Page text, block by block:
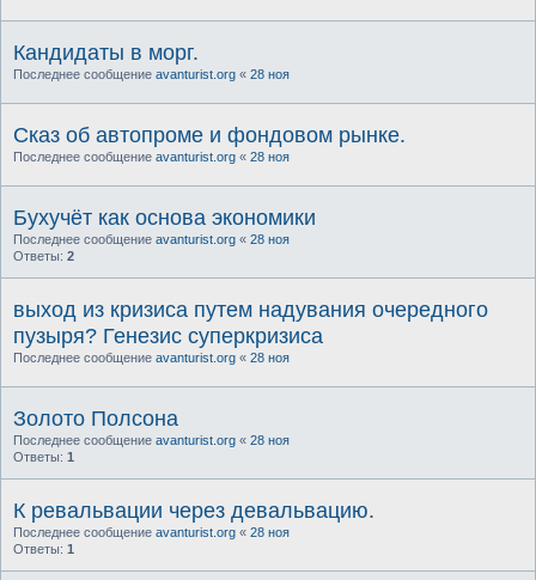
Кандидаты в морг.
Последнее сообщение avanturist.org « 28 ноя
Сказ об автопроме и фондовом рынке.
Последнее сообщение avanturist.org « 28 ноя
Бухучёт как основа экономики
Последнее сообщение avanturist.org « 28 ноя
Ответы: 2
выход из кризиса путем надувания очередного
пузыря? Генезис суперкризиса
Последнее сообщение avanturist.org « 28 ноя
Золото Полсона
Последнее сообщение avanturist.org « 28 ноя
Ответы: 1
К ревальвации через девальвацию.
Последнее сообщение avanturist.org « 28 ноя
Ответы: 1